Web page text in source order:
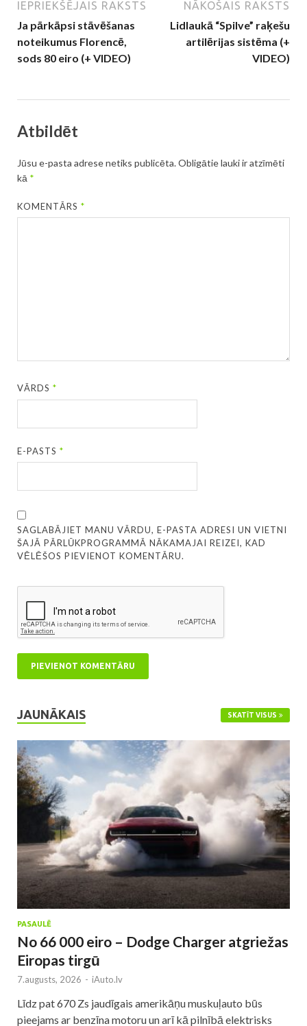
IEPRIEKŠĒJAIS RAKSTS
Ja pārkāpsi stāvēšanas
noteikumus Florencē,
sods 80 eiro (+ VIDEO)
NĀKOŠAIS RAKSTS
Lidlaukā “Spilve” raķešu
artilērijas sistēma (+
VIDEO)
Atbildēt
Jūsu e-pasta adrese netiks publicēta.Obligātie lauki ir atzīmēti
kā *
KOMENTĀRS*
VĀRDS*
E-PASTS*
SAGLABĀJIET MANU VĀRDU, E-PASTA ADRESI UN VIETNI
ŠAJĀ PĀRLŪKPROGRAMMĀ NĀKAMAJAI REIZEI, KAD
VĒLĒŠOS PIEVIENOT KOMENTĀRU.
JAUNĀKAIS SKATĪT VISUS
PASAULĒ
No 66 000 eiro – Dodge Charger atgriežas
Eiropas tirgū
7.augusts, 2026 - iAuto.lv
Līdz pat 670 Zs jaudīgais amerikāņu muskuļauto būs
pieejams ar benzīna motoru un arī kā pilnībā elektrisks